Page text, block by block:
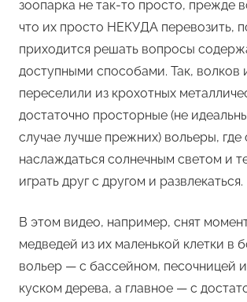
зоопарка не так-то просто, прежде
что их просто НЕКУДА перевозить,
приходится решать вопросы
доступными способами. Так, волков
переселили из крохотных
достаточно просторные (не
случае лучше прежних) вольеры, где
наслаждаться солнечным светом и
играть друг с другом и развлекаться.
В этом видео, например, снят
медведей из их маленькой клетки в
вольер — с бассейном, песочницей
куском дерева, а главное — с